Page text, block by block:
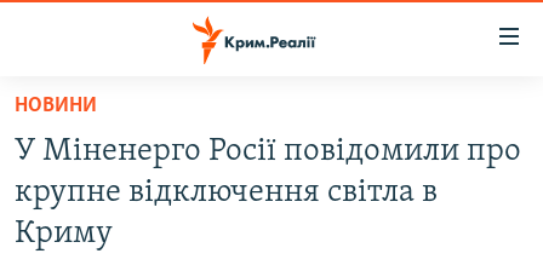
Перейти
основного
матеріалу
Перейти
до
ВІДЕО ТА ФОТО
НОВИНИ
У Міненерго Росії повідомили про
крупне відключення світла в
Криму